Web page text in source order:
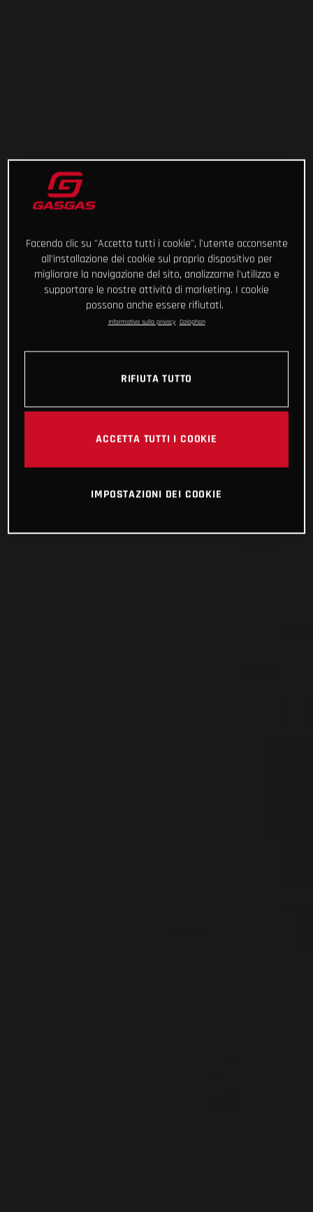
Facendo clic su "Accetta tutti i cookie", l'utente acconsente
all'installazione dei cookie sul proprio dispositivo per
migliorare la navigazione del sito, analizzarne l'utilizzo e
supportare le nostre attività di marketing. I cookie
possono anche essere rifiutati.
Informativa sulla privacy Colophon
RIFIUTA TUTTO
ACCETTA TUTTI I COOKIE
IMPOSTAZIONI DEI COOKIE